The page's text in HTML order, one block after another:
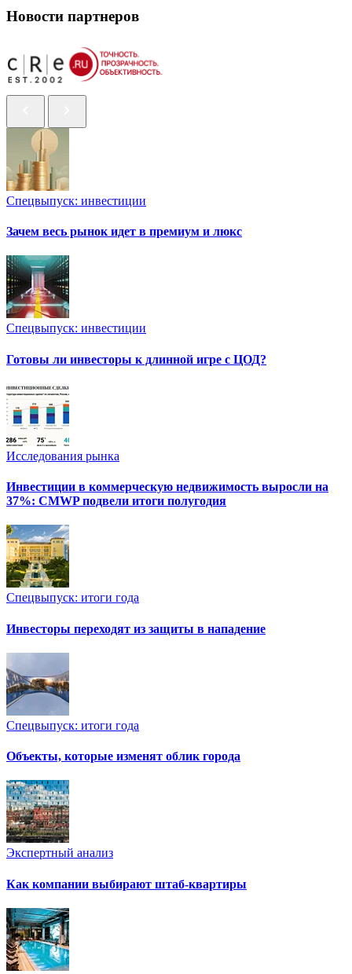
Новости партнеров
Спецвыпуск: инвестиции
Зачем весь рынок идет в премиум и люкс
Спецвыпуск: инвестиции
Готовы ли инвесторы к длинной игре с ЦОД?
Исследования рынка
Инвестиции в коммерческую недвижимость выросли на
37%: CMWP подвели итоги полугодия
Спецвыпуск: итоги года
Инвесторы переходят из защиты в нападение
Спецвыпуск: итоги года
Объекты, которые изменят облик города
Экспертный анализ
Как компании выбирают штаб-квартиры